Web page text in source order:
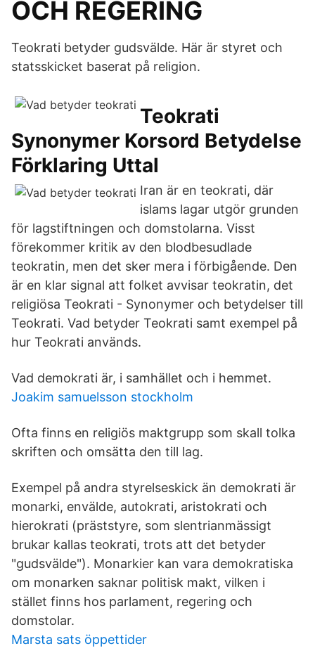
OCH REGERING
Teokrati betyder gudsvälde. Här är styret och
statsskicket baserat på religion.
Teokrati
Synonymer Korsord Betydelse
Förklaring Uttal
Iran är en teokrati, där
islams lagar utgör grunden
för lagstiftningen och domstolarna. Visst
förekommer kritik av den blodbesudlade
teokratin, men det sker mera i förbigående. Den
är en klar signal att folket avvisar teokratin, det
religiösa Teokrati - Synonymer och betydelser till
Teokrati. Vad betyder Teokrati samt exempel på
hur Teokrati används.
Vad demokrati är, i samhället och i hemmet.
Joakim samuelsson stockholm
Ofta finns en religiös maktgrupp som skall tolka
skriften och omsätta den till lag.
Exempel på andra styrelseskick än demokrati är
monarki, envälde, autokrati, aristokrati och
hierokrati (präststyre, som slentrianmässigt
brukar kallas teokrati, trots att det betyder
"gudsvälde"). Monarkier kan vara demokratiska
om monarken saknar politisk makt, vilken i
stället finns hos parlament, regering och
domstolar.
Marsta sats öppettider